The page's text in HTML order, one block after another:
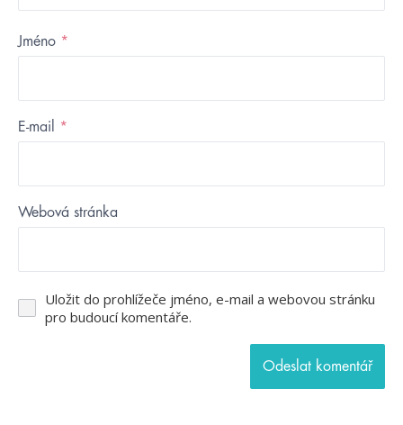
Jméno *
E-mail *
Webová stránka
Uložit do prohlížeče jméno, e-mail a webovou stránku
pro budoucí komentáře.